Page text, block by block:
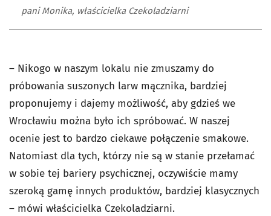
pani Monika, właścicielka Czekoladziarni
– Nikogo w naszym lokalu nie zmuszamy do
próbowania suszonych larw mącznika, bardziej
proponujemy i dajemy możliwość, aby gdzieś we
Wrocławiu można było ich spróbować. W naszej
ocenie jest to bardzo ciekawe połączenie smakowe.
Natomiast dla tych, którzy nie są w stanie przełamać
w sobie tej bariery psychicznej, oczywiście mamy
szeroką gamę innych produktów, bardziej klasycznych
– mówi właścicielka Czekoladziarni.